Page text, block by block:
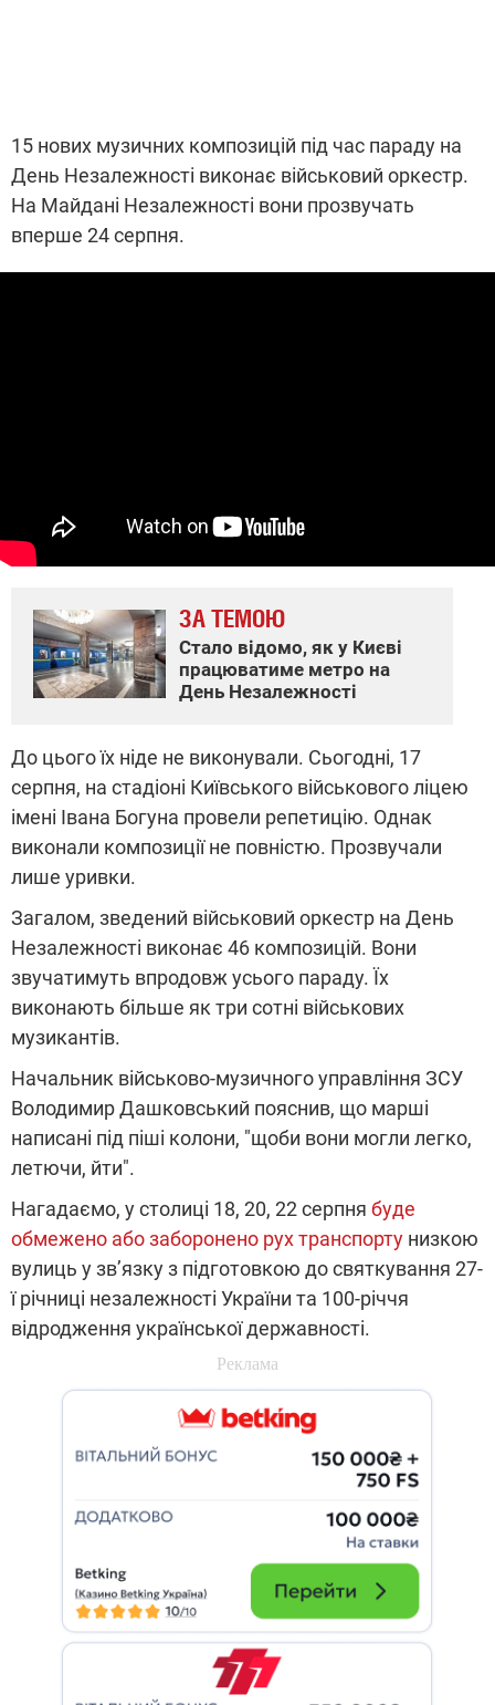
15 нових музичних композицій під час параду на
День Незалежності виконає військовий оркестр.
На Майдані Незалежності вони прозвучать
вперше 24 серпня.
ЗА ТЕМОЮ
Стало відомо, як у Києві
працюватиме метро на
День Незалежності
До цього їх ніде не виконували. Сьогодні, 17
серпня, на стадіоні Київського військового ліцею
імені Івана Богуна провели репетицію. Однак
виконали композиції не повністю. Прозвучали
лише уривки.
Загалом, зведений військовий оркестр на День
Незалежності виконає 46 композицій. Вони
звучатимуть впродовж усього параду. Їх
виконають більше як три сотні військових
музикантів.
Начальник військово-музичного управління ЗСУ
Володимир Дашковський пояснив, що марші
написані під піші колони, "щоби вони могли легко,
летючи, йти".
Нагадаємо, у столиці 18, 20, 22 серпня буде
обмежено або заборонено рух транспорту низкою
вулиць у зв’язку з підготовкою до святкування 27-
ї річниці незалежності України та 100-річчя
відродження української державності.